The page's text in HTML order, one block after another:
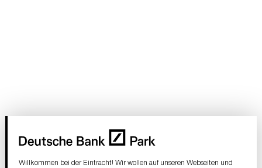
Willkommen bei der Eintracht! Wir wollen auf unseren Webseiten und